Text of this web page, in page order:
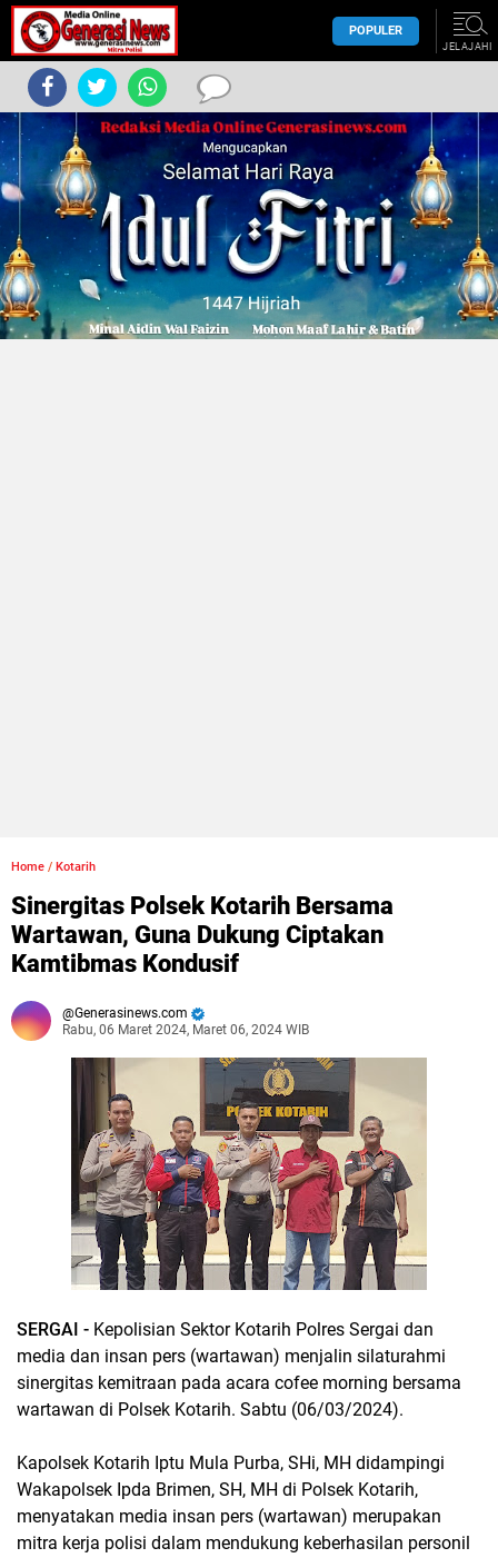
POPULER
JELAJAHI
Home / Kotarih
Sinergitas Polsek Kotarih Bersama
Wartawan, Guna Dukung Ciptakan
Kamtibmas Kondusif
Generasinews.com
Rabu, 06 Maret 2024, Maret 06, 2024 WIB
SERGAI - Kepolisian Sektor Kotarih Polres Sergai dan
media dan insan pers (wartawan) menjalin silaturahmi
sinergitas kemitraan pada acara cofee morning bersama
wartawan di Polsek Kotarih. Sabtu (06/03/2024).
Kapolsek Kotarih Iptu Mula Purba, SHi, MH didampingi
Wakapolsek Ipda Brimen, SH, MH di Polsek Kotarih,
menyatakan media insan pers (wartawan) merupakan
mitra kerja polisi dalam mendukung keberhasilan personil